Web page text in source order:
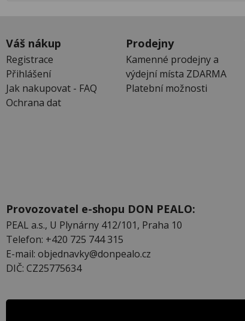
Váš nákup
Registrace
Přihlášení
Jak nakupovat - FAQ
Ochrana dat
Prodejny
Kamenné prodejny a
výdejní místa ZDARMA
Platební možnosti
Provozovatel e-shopu DON PEALO:
PEAL a.s., U Plynárny 412/101, Praha 10
Telefon: +420 725 744 315
E-mail: objednavky@donpealo.cz
DIČ: CZ25775634